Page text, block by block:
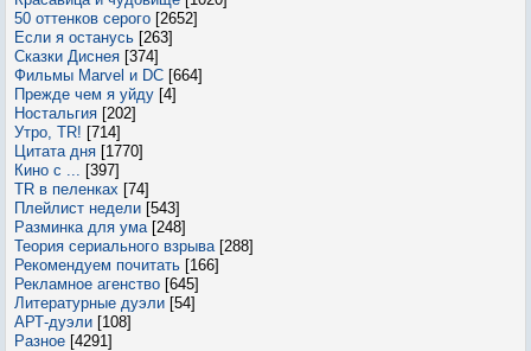
50 оттенков серого [2652]
Если я останусь [263]
Сказки Диснея [374]
Фильмы Marvel и DC [664]
Прежде чем я уйду [4]
Ностальгия [202]
Утро, TR! [714]
Цитата дня [1770]
Кино с ... [397]
TR в пеленках [74]
Плейлист недели [543]
Разминка для ума [248]
Теория сериального взрыва [288]
Рекомендуем почитать [166]
Рекламное агенство [645]
Литературные дуэли [54]
АРТ-дуэли [108]
Разное [4291]